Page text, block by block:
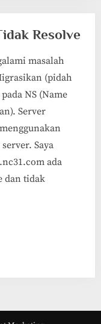
Resolve
masalah
(pidah
NS (Name
Server
Saya
ada
dan tidak